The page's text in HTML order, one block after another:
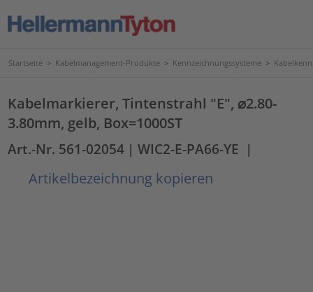
Startseite > Kabelmanagement-Produkte > Kennzeichnungssysteme >
Kabelmarkierer, Tintenstrahl "E", ⌀2.80-
3.80mm, gelb, Box=1000ST
Art.-Nr. 561-02054 | WIC2-E-PA66-YE |
Artikelbezeichnung kopieren